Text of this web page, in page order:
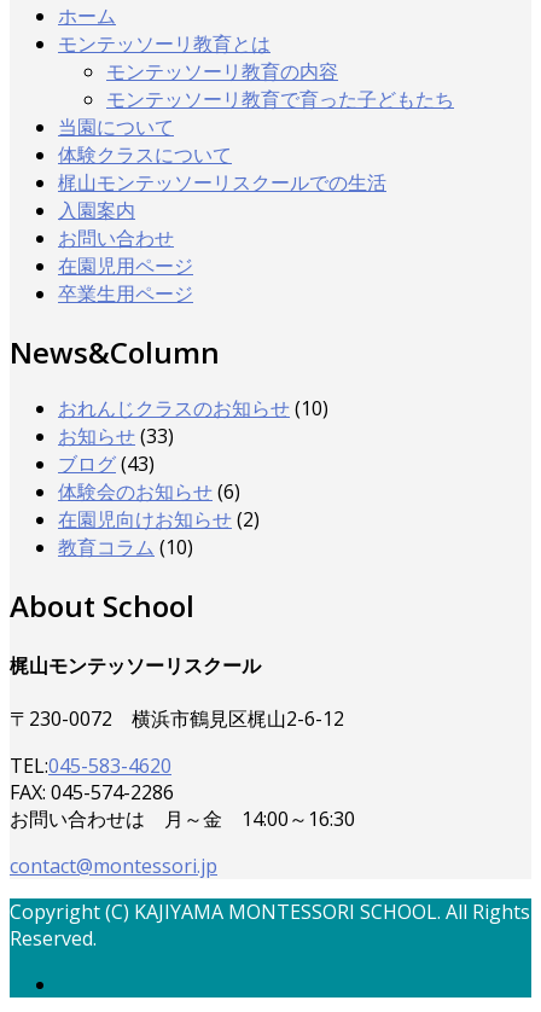
ホーム
モンテッソーリ教育とは
モンテッソーリ教育の内容
モンテッソーリ教育で育った子どもたち
当園について
体験クラスについて
梶山モンテッソーリスクールでの生活
入園案内
お問い合わせ
在園児用ページ
卒業生用ページ
News&Column
おれんじクラスのお知らせ(10)
お知らせ(33)
ブログ(43)
体験会のお知らせ(6)
在園児向けお知らせ(2)
教育コラム (10)
About School
梶山モンテッソーリスクール
〒230-0072 横浜市鶴見区梶山2-6-12
TEL:045-583-4620
FAX: 045-574-2286
お問い合わせは 月～金 14:00～16:30
contact@montessori.jp
Copyright (C) KAJIYAMA MONTESSORI SCHOOL. All Rights
Reserved.